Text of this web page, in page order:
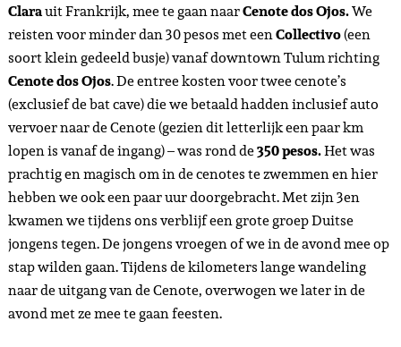
Clarauit Frankrijk, mee te gaan naarCenote dos Ojos.We
reisten voor minder dan 30 pesos met eenCollectivo(een
soort klein gedeeld busje) vanaf downtown Tulum richting
Cenote dos Ojos. De entree kosten voor twee cenote’s
(exclusief de bat cave) die we betaald hadden inclusief auto
vervoer naar de Cenote (gezien dit letterlijk een paar km
lopen is vanaf de ingang) – was rond de350 pesos.Het was
prachtig en magisch om in de cenotes te zwemmen en hier
hebben we ook een paar uur doorgebracht. Met zijn 3en
kwamen we tijdens ons verblijf een grote groep Duitse
jongens tegen. De jongens vroegen of we in de avond mee op
stap wilden gaan. Tijdens de kilometers lange wandeling
naar de uitgang van de Cenote, overwogen we later in de
avond met ze mee te gaan feesten.